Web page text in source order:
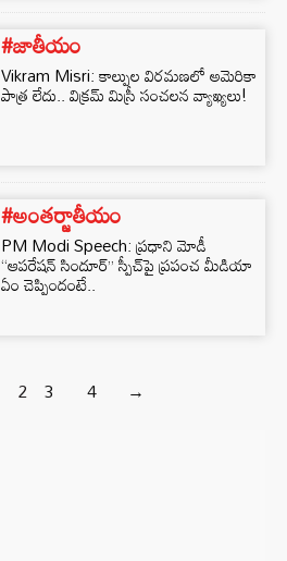
#జాతీయం
Vikram Misri: కాల్పుల విరమణలో అమెరికా
పాత్ర లేదు.. విక్రమ్ మిస్రీ సంచలన వ్యాఖ్యలు!
#అంతర్జాతీయం
PM Modi Speech: ప్రధాని మోడీ
‘‘ఆపరేషన్ సిందూర్’’ స్పీచ్‌పై ప్రపంచ మీడియా
ఏం చెప్పిందంటే..
2 3 4 →